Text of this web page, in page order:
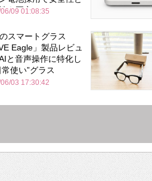
を両立
09 01:08:35
スマートグラス
Eagle」製品レビュ
と音声操作に特化し
常使い”グラス
03 17:30:42